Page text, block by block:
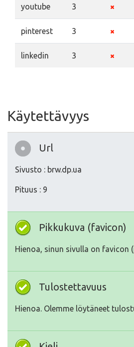
youtube 3
pinterest 3
linkedin 3
Käytettävyys
Url
Sivusto : brw.dp.ua
Pituus : 9
Pikkukuva (favicon)
Hienoa, sinun sivulla on favicon
Tulostettavuus
Hienoa. Olemme löytäneet